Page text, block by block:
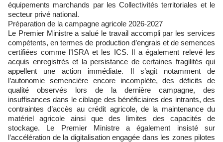
équipements marchands par les Collectivités territoriales et le
secteur privé national.
Préparation de la campagne agricole 2026-2027
Le Premier Ministre a salué le travail accompli par les services
compétents, en termes de production d’engrais et de semences
certifiées comme l’ISRA et les ICS. Il a également relevé les
acquis enregistrés et la persistance de certaines fragilités qui
appellent une action immédiate. Il s’agit notamment de
l’autonomie semencière encore incomplète, des déficits de
qualité observés lors de la dernière campagne, des
insuffisances dans le ciblage des bénéficiaires des intrants, des
contraintes d’accès au crédit agricole, de la maintenance du
matériel agricole ainsi que des limites des capacités de
stockage. Le Premier Ministre a également insisté sur
l’accélération de la digitalisation engagée dans les zones pilotes